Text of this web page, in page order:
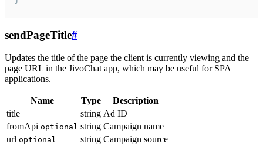
sendPageTitle#
Updates the title of the page the client is currently viewing and the
page URL in the JivoChat app, which may be useful for SPA
applications.
Name Type
Description
title
string Ad ID
fromApi optional string Campaign name
url optional string Campaign source